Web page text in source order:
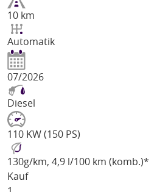
10 km
Automatik
07/2026
Diesel
110 KW (150 PS)
130g/km, 4,9 l/100 km (komb.)*
Kauf